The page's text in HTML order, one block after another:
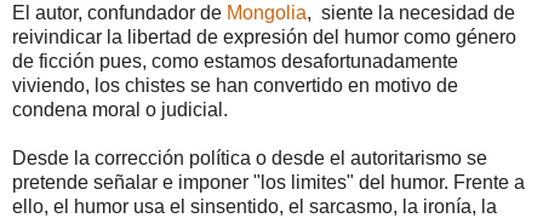
El autor, confundador de Mongolia, siente la necesidad de
reivindicar la libertad de expresión del humor como género
de ficción pues, como estamos desafortunadamente
viviendo, los chistes se han convertido en motivo de
condena moral o judicial.
Desde la corrección política o desde el autoritarismo se
pretende señalar e imponer "los limites" del humor. Frente a
ello, el humor usa el sinsentido, el sarcasmo, la ironía, la